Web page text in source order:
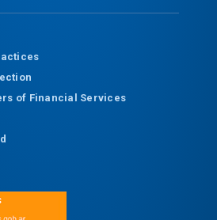
of Financial Services